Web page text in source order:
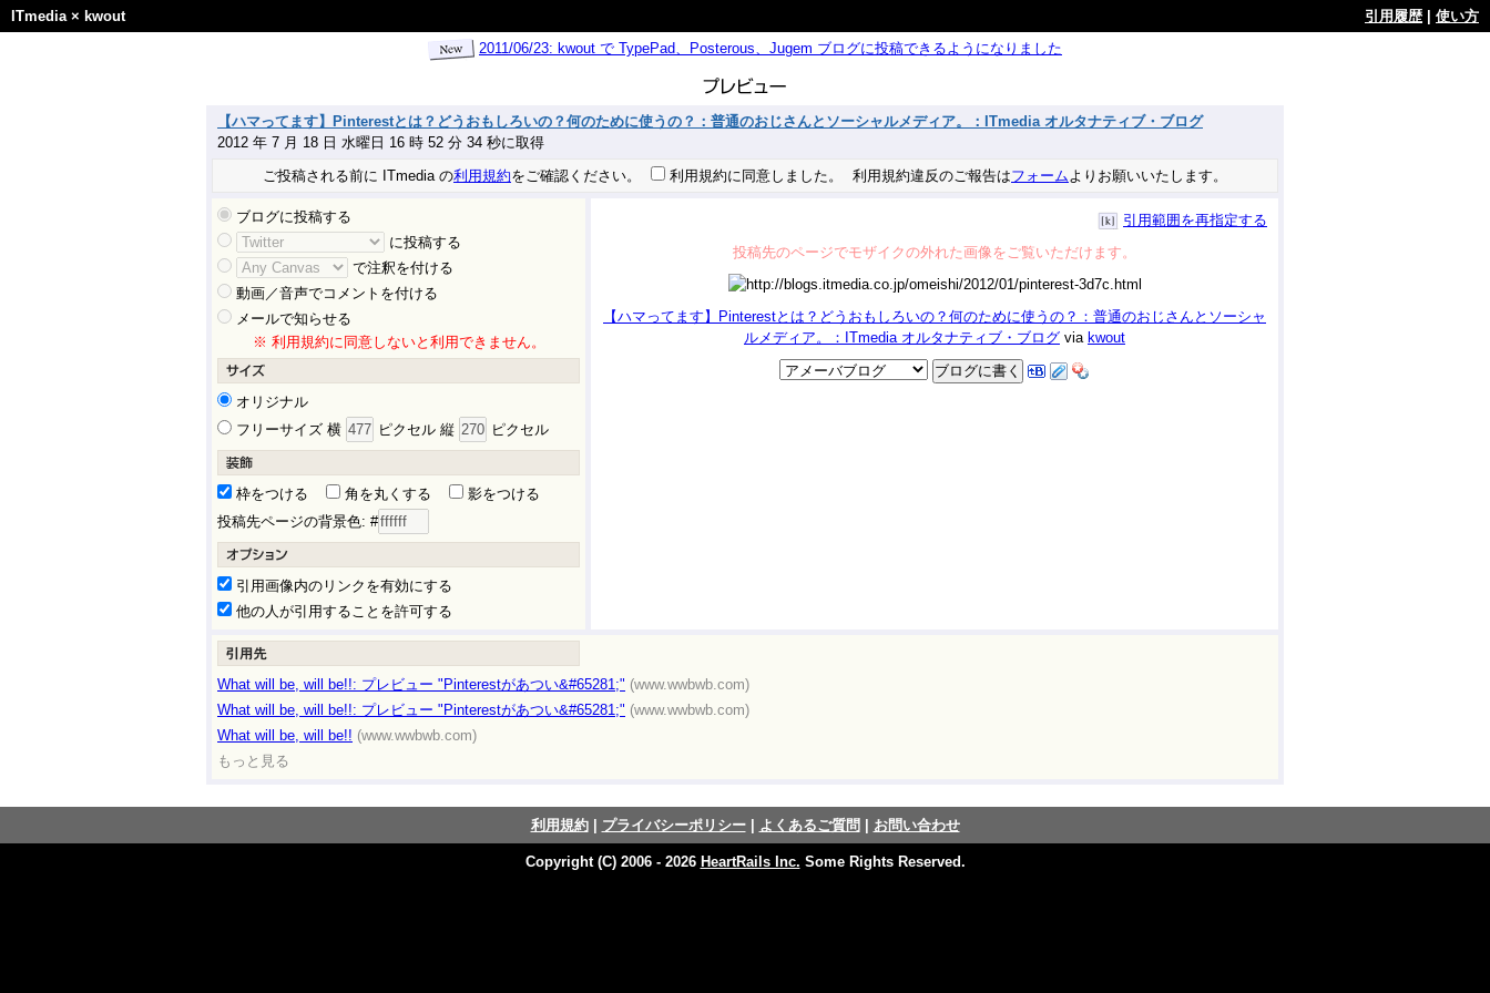
ITmedia× kwout 引用履歴
使い方
2011/06/23: kwout で TypePad、Posterous、Jugem ブログに投稿できるようになりました
【ハマってます】Pinterestとは？どうおもしろいの？何のために使うの？：普通のおじさんとソーシャルメディア。：ITmedia オルタナティブ・ブログ
2012 年 7 月 18 日 水曜日 16 時 52 分 34 秒に取得
ご投稿される前に ITmedia の利用規約をご確認ください。 利用規約に同意しました。 利用規約違反のご報告はフォーム よりお願いいたします。
ブログに投稿する
に投稿する
で注釈を付ける
動画／音声でコメントを付ける
メールで知らせる
※ 利用規約に同意しないと利用できません。
オリジナル
フリーサイズ 横
ピクセル 縦 ピクセル
枠をつける 角を丸くする
影をつける
投稿先ページの背景色: #
引用画像内のリンクを有効にする
他の人が引用することを許可する
引用範囲を再指定する
投稿先のページでモザイクの外れた画像をご覧いただけます。
【ハマってます】Pinterestとは？どうおもしろいの？何のために使うの？：普通のおじさんとソーシャ
ルメディア。：ITmedia オルタナティブ・ブログ via kwout
What will be, will be!!: プレビュー "Pinterestがあつい&#65281;" (www.wwbwb.com)
What will be, will be!!: プレビュー "Pinterestがあつい&#65281;" (www.wwbwb.com)
What will be, will be!! (www.wwbwb.com)
もっと見る
利用規約| プライバシーポリシー| よくあるご質問 | お問い合わせ
Copyright (C) 2006 - 2026 HeartRails Inc. Some Rights Reserved.